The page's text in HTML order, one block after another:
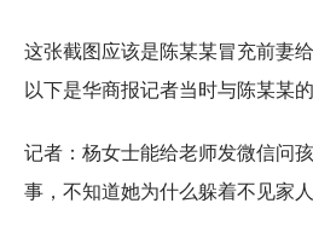
这张截图应该是陈某某冒充前妻
以下是华商报记者当时与陈某某
记者：杨女士能给老师发微信问
事，不知道她为什么躲着不见家人